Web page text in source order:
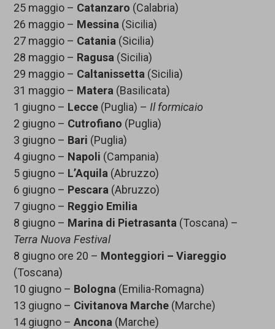
25 maggio – Catanzaro (Calabria)
26 maggio – Messina (Sicilia)
27 maggio – Catania (Sicilia)
28 maggio – Ragusa (Sicilia)
29 maggio – Caltanissetta (Sicilia)
31 maggio – Matera (Basilicata)
1 giugno – Lecce (Puglia) – Il formicaio
2 giugno – Cutrofiano (Puglia)
3 giugno – Bari (Puglia)
4 giugno – Napoli (Campania)
5 giugno – L’Aquila (Abruzzo)
6 giugno – Pescara (Abruzzo)
7 giugno – Reggio Emilia
8 giugno – Marina di Pietrasanta (Toscana) –
Terra Nuova Festival
8 giugno ore 20 – Monteggiori – Viareggio
(Toscana)
10 giugno – Bologna (Emilia-Romagna)
13 giugno – Civitanova Marche (Marche)
14 giugno –Ancona (Marche)